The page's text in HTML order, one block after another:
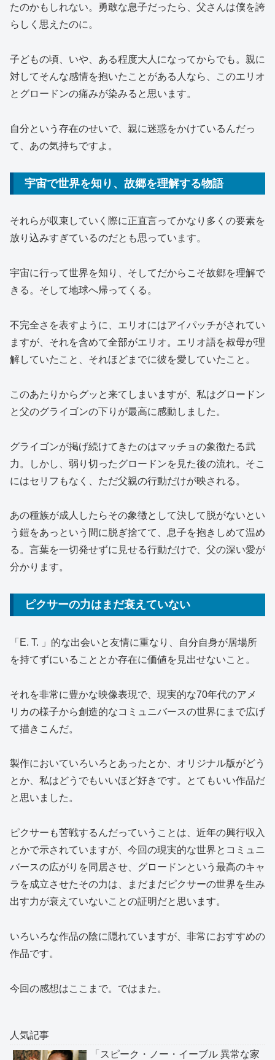
たのかもしれない。勇敢な息子だったら、父さんは僕を誇
らしく思えたのに。
子どもの頃、いや、ある程度大人になってからでも。親に
対してそんな感情を抱いたことがある人なら、このエリオ
とグロードンの痛みが染みると思います。
自分という存在のせいで、親に迷惑をかけているんだっ
て、あの気持ちですよ。
宇宙で世界を知り、故郷を理解する物語
それらが収束していく際に正直言ってかなり多くの要素を
放り込みすぎているのだとも思っています。
宇宙に行って世界を知り、そしてだからこそ故郷を理解で
きる。そして地球へ帰ってくる。
不完全さを表すように、エリオにはアイパッチがされてい
ますが、それを含めて全部がエリオ。エリオ語を叔母が理
解していたこと、それほどまでに彼を愛していたこと。
このあたりからグッと来てしまいますが、私はグロードン
と父のグライゴンの下りが最高に感動しました。
グライゴンが掲げ続けてきたのはマッチョの象徴たる武
力。しかし、弱り切ったグロードンを見た後の流れ。そこ
にはセリフもなく、ただ父親の行動だけが映される。
あの種族が成人したらその象徴として決して脱がないとい
う鎧をあっという間に脱ぎ捨てて、息子を抱きしめて温め
る。言葉を一切発せずに見せる行動だけで、父の深い愛が
分かります。
ピクサーの力はまだ衰えていない
「E. T. 」的な出会いと友情に重なり、自分自身が居場所
を持てずにいることとか存在に価値を見出せないこと。
それを非常に豊かな映像表現で、現実的な70年代のアメ
リカの様子から創造的なコミュニバースの世界にまで広げ
て描きこんだ。
製作においていろいろとあったとか、オリジナル版がどう
とか、私はどうでもいいほど好きです。とてもいい作品だ
と思いました。
ピクサーも苦戦するんだっていうことは、近年の興行収入
とかで示されていますが、今回の現実的な世界とコミュニ
バースの広がりを同居させ、グロードンという最高のキャ
ラを成立させたその力は、まだまだピクサーの世界を生み
出す力が衰えていないことの証明だと思います。
いろいろな作品の陰に隠れていますが、非常におすすめの
作品です。
今回の感想はここまで。ではまた。
人気記事
「スピーク・ノー・イーブル 異常な家